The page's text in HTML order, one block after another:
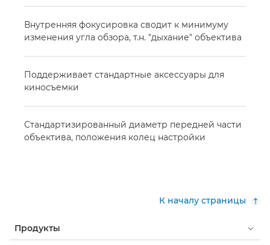
Внутренняя фокусировка сводит к минимуму
изменения угла обзора, т.н. "дыхание" объектива
Поддерживает стандартные аксессуары для
киносъемки
Стандартизированный диаметр передней части
объектива, положения колец настройки
К началу страницы
Продукты